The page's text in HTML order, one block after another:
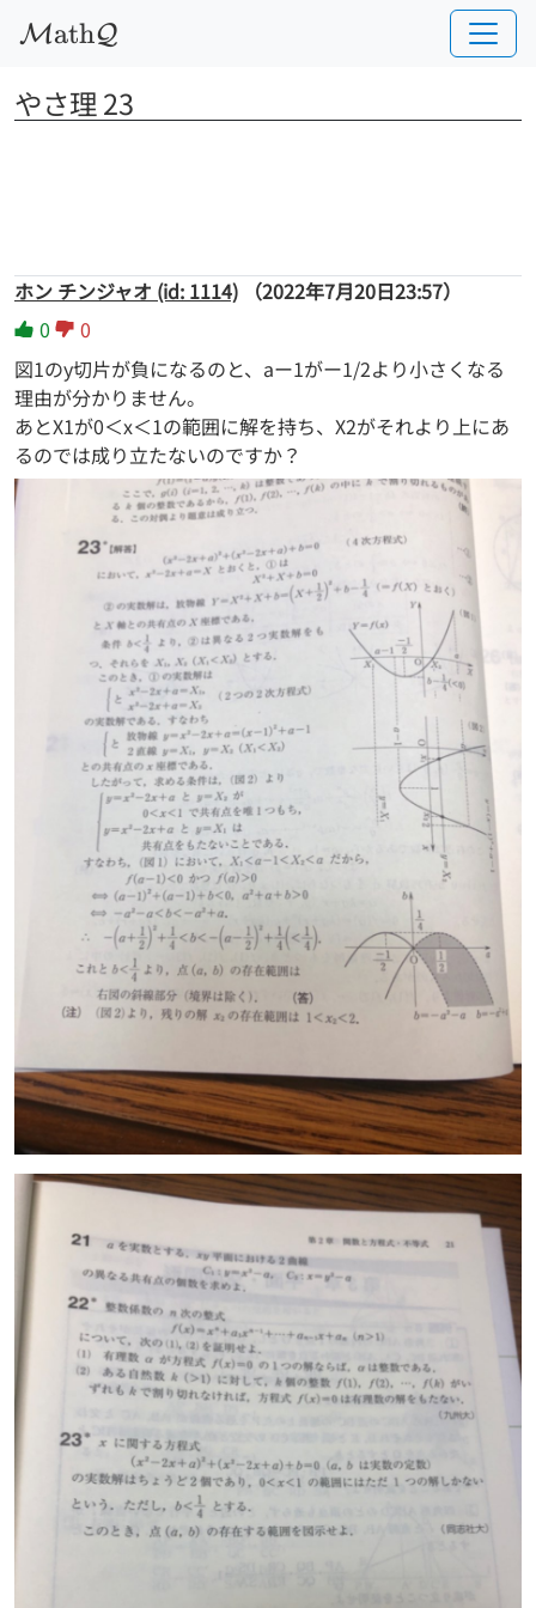
MathQ
やさ理 23
ホン チンジャオ (id: 1114)
（2022年7月20日23:57）
0
0
図1のy切片が負になるのと、aー1がー1/2より小さくなる
理由が分かりません。
あとX1が0＜x＜1の範囲に解を持ち、X2がそれより上にあ
るのでは成り立たないのですか？